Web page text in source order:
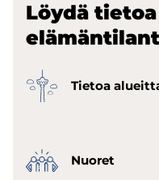
Löydä
Tie­toa
Nuo­ret